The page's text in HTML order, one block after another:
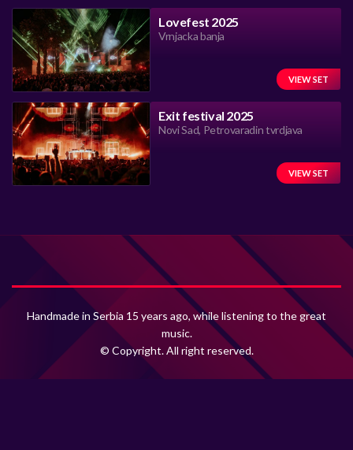
Lovefest 2025
Vrnjacka banja
VIEW SET
Exit festival 2025
Novi Sad, Petrovaradin tvrdjava
VIEW SET
Handmade in Serbia 15 years ago, while listening to the great
music.
© Copyright. All right reserved.